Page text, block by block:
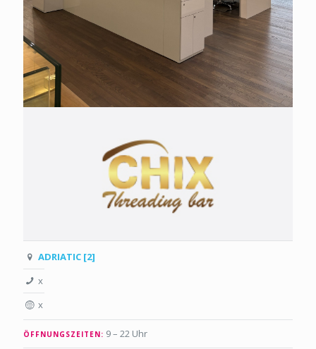
ADRIATIC [2]
x
x
ÖFFNUNGSZEITEN: 9 – 22 Uhr